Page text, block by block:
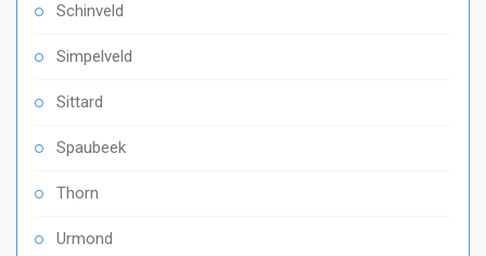
Schinveld
Simpelveld
Sittard
Spaubeek
Thorn
Urmond